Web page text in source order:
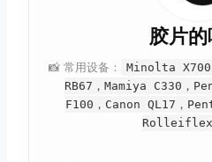
胶片
📸 常用设备：
Minolta X700
RB67，Mamiya C330，
F100，Canon QL17，